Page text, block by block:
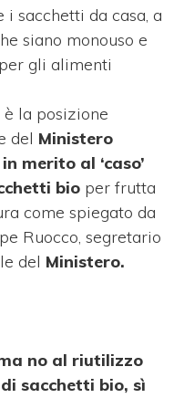
i sacchetti da casa, a
siano monouso e
gli alimenti
è la posizione
del Ministero
merito al ‘caso’
bio per frutta
come spiegato da
Ruocco, segretario
del Ministero.
no al riutilizzo
sacchetti bio, sì